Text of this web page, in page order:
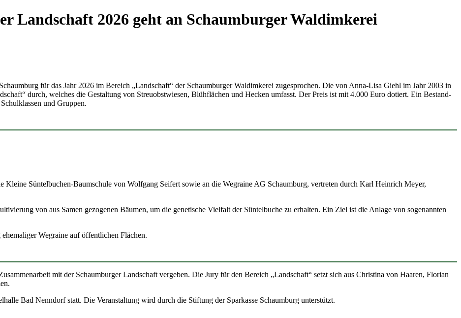
Landschaft 2026 geht an Schaum­burger Wald­im­kerei
für das Jahr 2026 im Bereich „Land­schaft“ der Schaum­burger Wald­im­kerei zuge­spro­chen. Die von Anna-Lisa Giehl im Jahr 2003 in
durch, welches die Gestal­tung von Streu­obst­wiesen, Blüh­flä­chen und Hecken umfasst. Der Preis ist mit 4.000 Euro dotiert. Ein Bestand­
und Gruppen.
Süntel­bu­chen-Baum­schule von Wolfgang Seifert sowie an die Wegraine AG Schaum­burg, vertreten durch Karl Heinrich Meyer,
von aus Samen gezogenen Bäumen, um die gene­ti­sche Vielfalt der Süntel­buche zu erhalten. Ein Ziel ist die Anlage von soge­nannten
Wegraine auf öffent­li­chen Flächen.
mit der Schaum­burger Land­schaft vergeben. Die Jury für den Bereich „Land­schaft“ setzt sich aus Christina von Haaren, Florian
Bad Nenndorf statt. Die Veran­stal­tung wird durch die Stiftung der Sparkasse Schaum­burg unter­stützt.